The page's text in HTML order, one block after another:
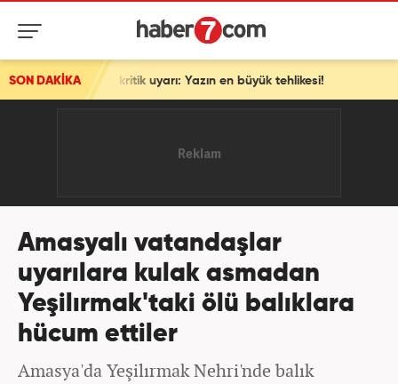
SON DAKİKA
uyarı: Yazın en büyük tehlikesi!
Amasyalı vatandaşlar
uyarılara kulak asmadan
Yeşilırmak'taki ölü balıklara
hücum ettiler
Amasya'da Yeşilırmak Nehri'nde balık